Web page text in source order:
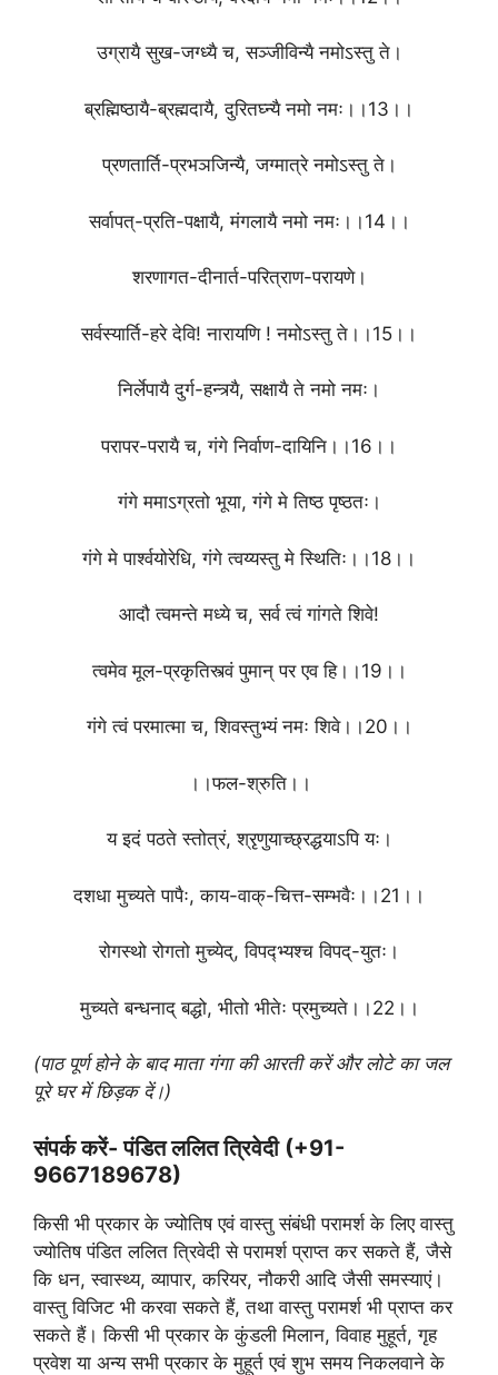
उग्रायै सुख-जग्ध्यै च, सञ्जीविन्यै नमोऽस्तु ते।
ब्रह्मिष्ठायै-ब्रह्मदायै, दुरितघ्न्यै नमो नमः।।13।।
प्रणतार्ति-प्रभञजिन्यै, जग्मात्रे नमोऽस्तु ते।
सर्वापत्-प्रति-पक्षायै, मंगलायै नमो नमः।।14।।
शरणागत-दीनार्त-परित्राण-परायणे।
सर्वस्यार्ति-हरे देवि! नारायणि ! नमोऽस्तु ते।।15।।
निर्लेपायै दुर्ग-हन्त्र्यै, सक्षायै ते नमो नमः।
परापर-परायै च, गंगे निर्वाण-दायिनि।।16।।
गंगे ममाऽग्रतो भूया, गंगे मे तिष्ठ पृष्ठतः।
गंगे मे पार्श्वयोरेधि, गंगे त्वय्यस्तु मे स्थितिः।।18।।
आदौ त्वमन्ते मध्ये च, सर्व त्वं गांगते शिवे!
त्वमेव मूल-प्रकृतिस्त्वं पुमान् पर एव हि।।19।।
गंगे त्वं परमात्मा च, शिवस्तुभ्यं नमः शिवे।।20।।
।।फल-श्रुति।।
य इदं पठते स्तोत्रं, श्रृणुयाच्छ्रद्धयाऽपि यः।
दशधा मुच्यते पापैः, काय-वाक्-चित्त-सम्भवैः।।21।।
रोगस्थो रोगतो मुच्येद्, विपद्भ्यश्च विपद्-युतः।
मुच्यते बन्धनाद् बद्धो, भीतो भीतेः प्रमुच्यते।।22।।
(पाठ पूर्ण होने के बाद माता गंगा की आरती करें और लोटे का जल
पूरे घर में छिड़क दें।)
संपर्क करें- पंडित ललित त्रिवेदी (+91-
9667189678)
किसी भी प्रकार के ज्योतिष एवं वास्तु संबंधी परामर्श के लिए वास्तु
ज्योतिष पंडित ललित त्रिवेदी से परामर्श प्राप्त कर सकते हैं, जैसे
कि धन, स्वास्थ्य, व्यापार, करियर, नौकरी आदि जैसी समस्याएं।
वास्तु विजिट भी करवा सकते हैं, तथा वास्तु परामर्श भी प्राप्त कर
सकते हैं। किसी भी प्रकार के कुंडली मिलान, विवाह मुहूर्त, गृह
प्रवेश या अन्य सभी प्रकार के मुहूर्त एवं शुभ समय निकलवाने के